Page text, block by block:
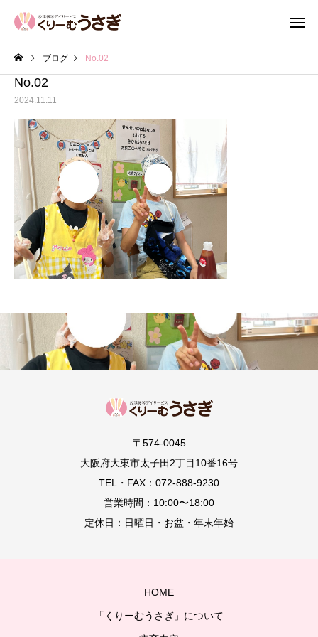
ブログ No.02
No.02
2024.11.11
〒574-0045
大阪府大東市太子田2丁目10番16号
TEL・FAX：072-888-9230
営業時間：10:00〜18:00
定休日：日曜日・お盆・年末年始
HOME
「くりーむうさぎ」について